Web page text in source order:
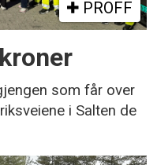
PROFF
som får over
i Salten de